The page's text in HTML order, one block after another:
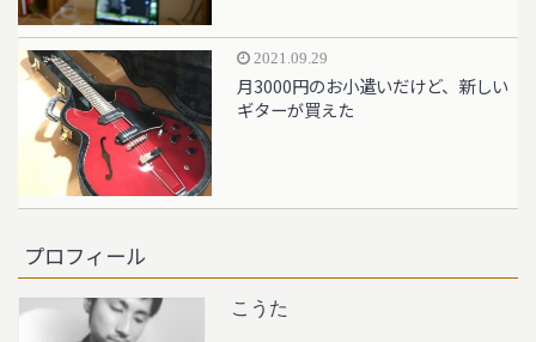
2021.09.29
月3000円のお小遣いだけど、新しい
ギターが買えた
プロフィール
こうた